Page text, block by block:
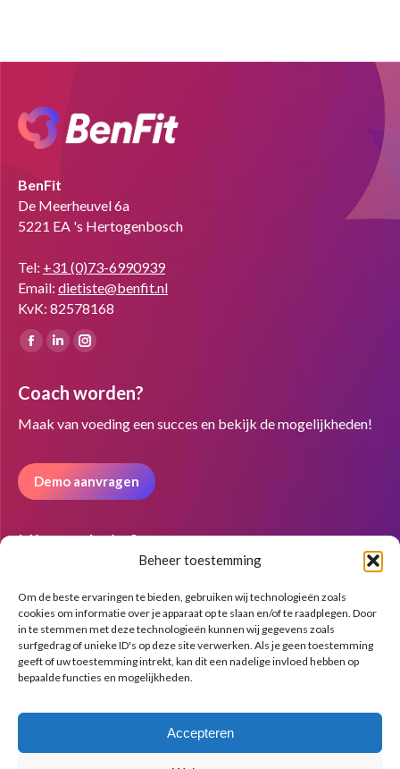
Beheer toestemming
Om de beste ervaringen te bieden, gebruiken wij technologieën zoals
cookies om informatie over je apparaat op te slaan en/of te raadplegen. Door
in te stemmen met deze technologieën kunnen wij gegevens zoals
surfgedrag of unieke ID's op deze site verwerken. Als je geen toestemming
geeft of uw toestemming intrekt, kan dit een nadelige invloed hebben op
bepaalde functies en mogelijkheden.
Accepteren
BenFit
De Meerheuvel 6a
5221 EA 's Hertogenbosch
Tel: +31 (0)73-6990939
Email: dietiste@benfit.nl
KvK: 82578168
Vind ons op:
Facebook
opens
in
window
Linkedin
opens
in
window
Instagram
opens
in
window
Coach worden?
Maak van voeding een succes en bekijk de mogelijkheden!
Demo aanvragen
Nieuwsbrief